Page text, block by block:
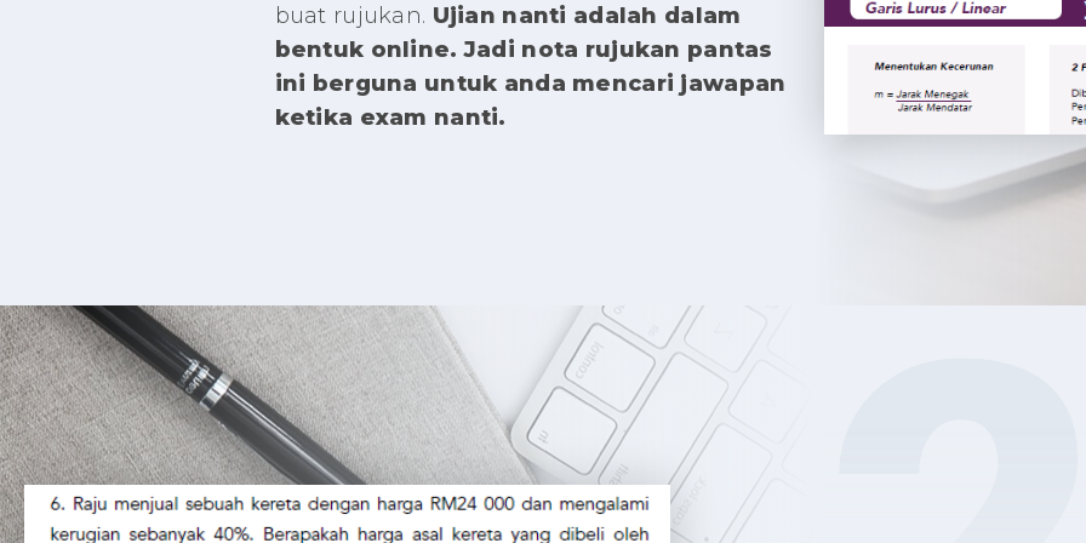
buat rujukan. Ujian nanti adalah dalam
bentuk online. Jadi nota rujukan pantas
ini berguna untuk anda mencari jawapan
ketika exam nanti.